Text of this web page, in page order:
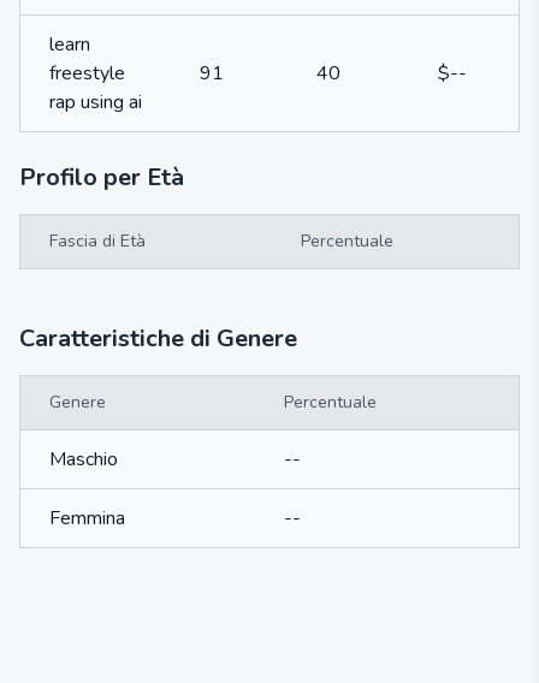
learn
freestyle
rap using ai
91 40 $--
Profilo per Età
Fascia di Età Percentuale
Caratteristiche di Genere
Genere Percentuale
Maschio --
Femmina --